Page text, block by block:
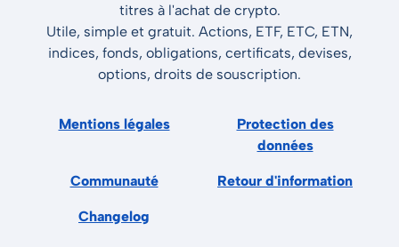
titres à l'achat de crypto.
Utile, simple et gratuit. Actions, ETF, ETC, ETN,
indices, fonds, obligations, certificats, devises,
options, droits de souscription.
Mentions légales
Protection des
données
Communauté Retour d'information
Changelog